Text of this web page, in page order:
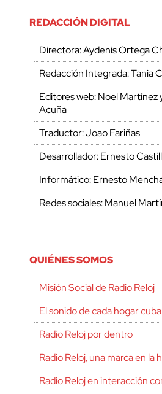
REDACCIÓN DIGITAL
Directora: Aydenis Ortega
Redacción Integrada: Tania
Editores web: Noel Martínez
Acuña
Traductor: Joao Fariñas
Desarrollador: Ernesto
Informático: Ernesto
Redes sociales: Manuel
QUIÉNES SOMOS
Misión Social de Radio Reloj
El sonido de cada hogar
Radio Reloj por dentro
Radio Reloj, una marca en la
Radio Reloj en interacción